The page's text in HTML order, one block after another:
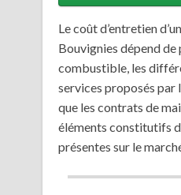
Le coût d’entretien
Bouvignies dépend de
combustible, les
services proposés par
que les contrats de
éléments constitutifs
présentes sur le